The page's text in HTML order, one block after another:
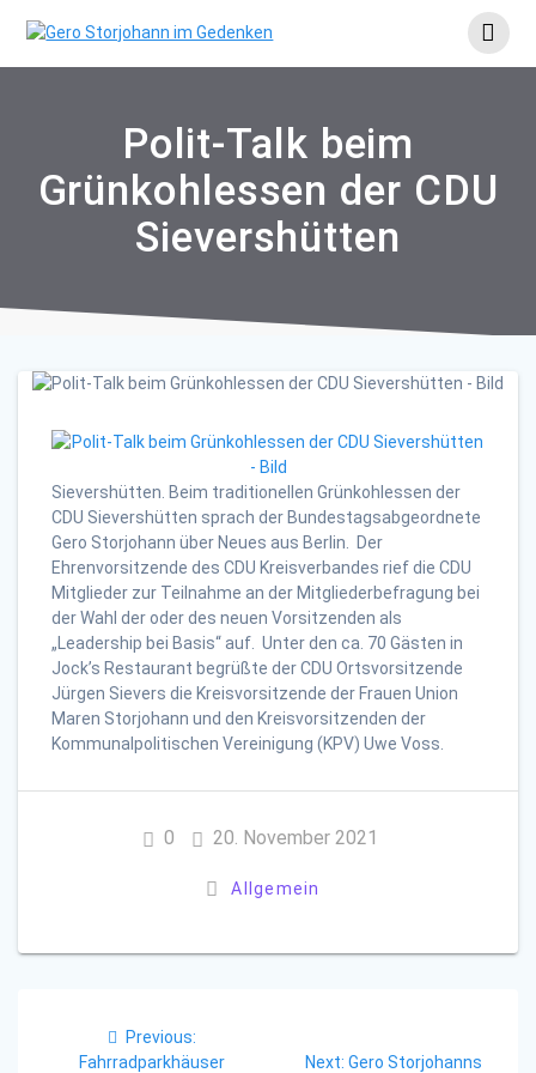
to
Polit-Talk beim
Grünkohlessen der CDU
Sievershütten
Sievershütten. Beim traditionellen Grünkohlessen der
CDU Sievershütten sprach der Bundestagsabgeordnete
Gero Storjohann über Neues aus Berlin. Der
Ehrenvorsitzende des CDU Kreisverbandes rief die CDU
Mitglieder zur Teilnahme an der Mitgliederbefragung bei
der Wahl der oder des neuen Vorsitzenden als
„Leadership bei Basis“ auf. Unter den ca. 70 Gästen in
Jock’s Restaurant begrüßte der CDU Ortsvorsitzende
Jürgen Sievers die Kreisvorsitzende der Frauen Union
Maren Storjohann und den Kreisvorsitzenden der
Kommunalpolitischen Vereinigung (KPV) Uwe Voss.
0 20. November 2021
Allgemein
Previous:
post:
Fahrradparkhäuser Next: Next
Gero Storjohanns